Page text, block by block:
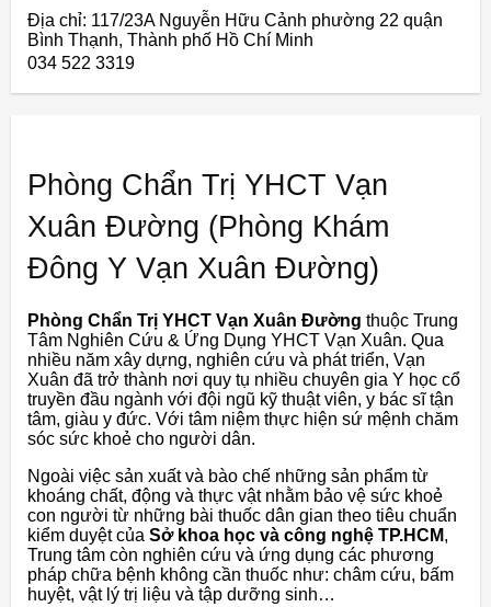
Địa chỉ: 117/23A Nguyễn Hữu Cảnh phường 22 quận
Bình Thạnh, Thành phố Hồ Chí Minh
034 522 3319
Phòng Chẩn Trị YHCT Vạn
Xuân Đường (Phòng Khám
Đông Y Vạn Xuân Đường)
Phòng Chẩn Trị YHCT Vạn Xuân Đường thuộc Trung
Tâm Nghiên Cứu & Ứng Dụng YHCT Vạn Xuân. Qua
nhiều năm xây dựng, nghiên cứu và phát triển, Vạn
Xuân đã trở thành nơi quy tụ nhiều chuyên gia Y học cổ
truyền đầu ngành với đội ngũ kỹ thuật viên, y bác sĩ tận
tâm, giàu y đức. Với tâm niệm thực hiện sứ mệnh chăm
sóc sức khoẻ cho người dân.
Ngoài việc sản xuất và bào chế những sản phẩm từ
khoáng chất, động và thực vật nhằm bảo vệ sức khoẻ
con người từ những bài thuốc dân gian theo tiêu chuẩn
kiểm duyệt của Sở khoa học và công nghệ TP.HCM,
Trung tâm còn nghiên cứu và ứng dụng các phương
pháp chữa bệnh không cần thuốc như: châm cứu, bấm
huyệt, vật lý trị liệu và tập dưỡng sinh…